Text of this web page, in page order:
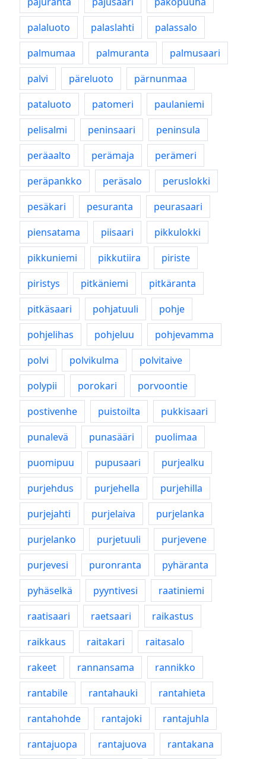
palaluoto
palaslahti
palassalo
palmumaa
palmuranta
palmusaari
palvi
päreluoto
pärnunmaa
pataluoto
patomeri
paulaniemi
pelisalmi
peninsaari
peninsula
peräaalto
perämaja
perämeri
peräpankko
peräsalo
peruslokki
pesäkari
pesuranta
peurasaari
piensatama
piisaari
pikkulokki
pikkuniemi
pikkutiira
piriste
piristys
pitkäniemi
pitkäranta
pitkäsaari
pohjatuuli
pohje
pohjelihas
pohjeluu
pohjevamma
polvi
polvikulma
polvitaive
polypii
porokari
porvoontie
postivenhe
puistoilta
pukkisaari
punalevä
punasääri
puolimaa
puomipuu
pupusaari
purjealku
purjehdus
purjehella
purjehilla
purjejahti
purjelaiva
purjelanka
purjelanko
purjetuuli
purjevene
purjevesi
puronranta
pyhäranta
pyhäselkä
pyyntivesi
raatiniemi
raatisaari
raetsaari
raikastus
raikkaus
raitakari
raitasalo
rakeet
rannansama
rannikko
rantabile
rantahauki
rantahieta
rantahohde
rantajoki
rantajuhla
rantajuopa
rantajuova rantakana